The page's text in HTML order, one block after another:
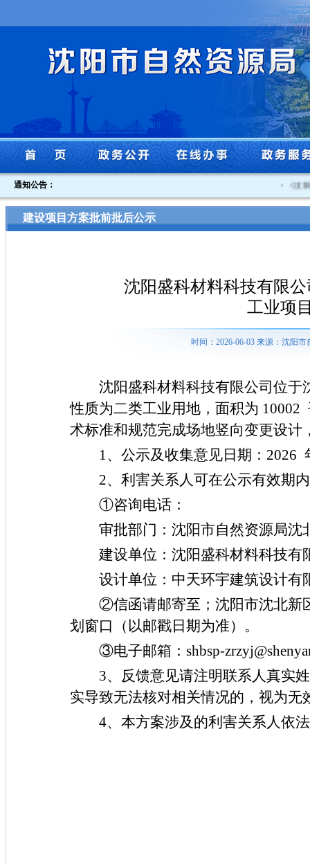
通知公告： 《沈阳
建设项目方案批前批后公示
沈阳盛科材料科技有限
工业项
时间：2026-06-03 来源：沈阳
沈阳盛科材料科技有限公司位于
性质为二类工业用地，面积为 10002
术标准和规范完成场地竖向变更设
1、公示及收集意见日期： 2026
2、利害关系人可在公示有效期
①咨询电话：
审批部门：沈阳市自然资源局沈
建设单位：沈阳盛科材料科技有
设计单位：中天环宇建筑设计有
②信函请邮寄至；沈阳市沈北新
划窗口（以邮戳日期为准）。
③电子邮箱： shbsp-
3、反馈意见请注明联系人真实
实导致无法核对相关情况的，视为无
4、本方案涉及的利害关系人依